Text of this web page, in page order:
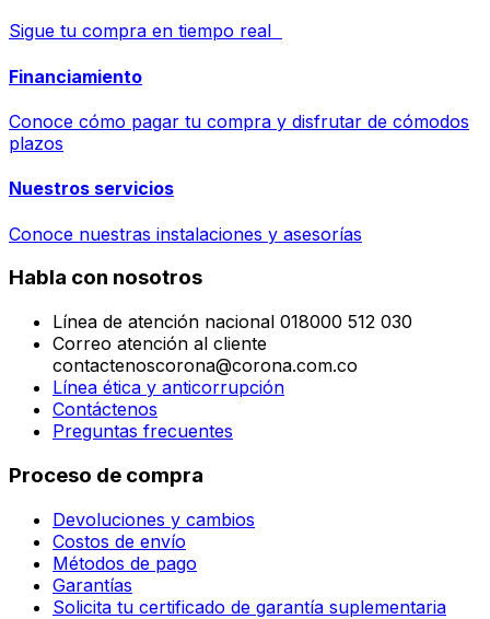
Sigue tu compra en tiempo real
Financiamiento
Conoce cómo pagar tu compra y disfrutar de cómodos
plazos
Nuestros servicios
Conoce nuestras instalaciones y asesorías
Habla con nosotros
Línea de atención nacional 018000 512 030
Correo atención al cliente
contactenoscorona@corona.com.co
Línea ética y anticorrupción
Contáctenos
Preguntas frecuentes
Proceso de compra
Devoluciones y cambios
Costos de envío
Métodos de pago
Garantías
Solicita tu certificado de garantía suplementaria